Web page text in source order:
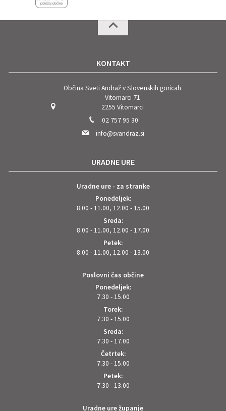
KONTAKT
Občina Sveti Andraž v Slovenskih goricah
Vitomarci 71
2255 Vitomarci
02 757 95 30
info@svandraz.si
URADNE URE
Uradne ure - za stranke
Ponedeljek:
8.00 - 11.00, 12.00 - 15.00
Sreda:
8.00 - 11.00, 12.00 - 17.00
Petek:
8.00 - 11.00, 12.00 - 13.00
Poslovni čas občine
Ponedeljek:
7.30 - 15.00
Torek:
7.30 - 15.00
Sreda:
7.30 - 17.00
Četrtek:
7.30 - 15.00
Petek:
7.30 - 13.00
Uradne ure županje